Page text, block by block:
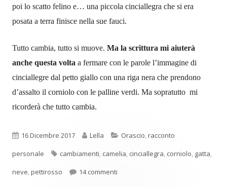
poi lo scatto felino e… una piccola cinciallegra che si era
posata a terra finisce nella sue fauci.
Tutto cambia, tutto si muove. Ma la scrittura mi aiuterà
anche questa volta a fermare con le parole l’immagine di
cinciallegre dal petto giallo con una riga nera che prendono
d’assalto il corniolo con le palline verdi. Ma sopratutto mi
ricorderà che tutto cambia.
Pubblicato
16 Dicembre 2017 Autore
Lella Categorie
Orascio,racconto
personale
Tag
cambiamenti, camelia, cinciallegra, corniolo, gatta,
neve,pettirosso 14 commenti